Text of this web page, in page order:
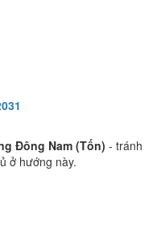
Đông Nam (Tốn) - tránh
ở hướng này.